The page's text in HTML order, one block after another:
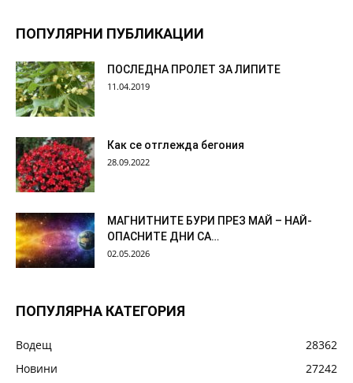
ПОПУЛЯРНИ ПУБЛИКАЦИИ
ПОСЛЕДНА ПРОЛЕТ ЗА ЛИПИТЕ
11.04.2019
Как се отглежда бегония
28.09.2022
МАГНИТНИТЕ БУРИ ПРЕЗ МАЙ – НАЙ-
ОПАСНИТЕ ДНИ СА…
02.05.2026
ПОПУЛЯРНА КАТЕГОРИЯ
Водещ
28362
Новини
27242